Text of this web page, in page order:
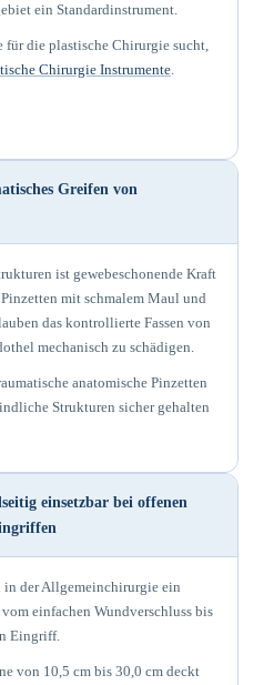
ein Standardinstrument.
für die plastische Chirurgie sucht,
Chirurgie Instrumente.
Greifen von
ist gewebeschonende Kraft
mit schmalem Maul und
das kontrollierte Fassen von
mechanisch zu schädigen.
anatomische Pinzetten
Strukturen sicher gehalten
einsetzbar bei offenen
in der Allgemeinchirurgie ein
einfachen Wundverschluss bis
Eingriff.
von 10,5 cm bis 30,0 cm deckt